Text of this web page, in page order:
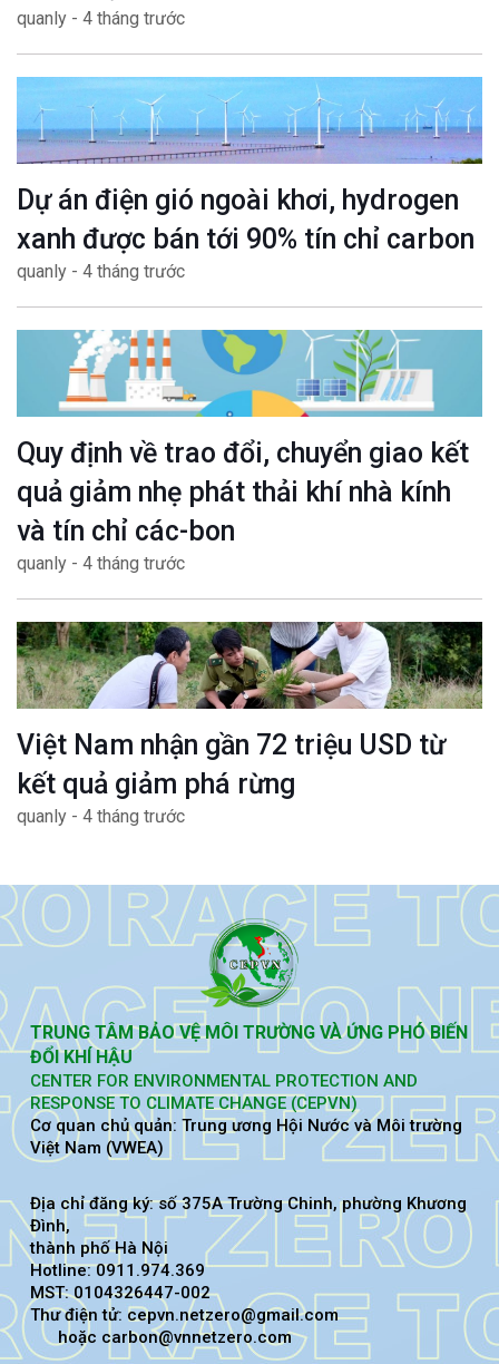
quanly - 4 tháng trước
Dự án điện gió ngoài khơi, hydrogen
xanh được bán tới 90% tín chỉ carbon
quanly - 4 tháng trước
Quy định về trao đổi, chuyển giao kết
quả giảm nhẹ phát thải khí nhà kính
và tín chỉ các-bon
quanly - 4 tháng trước
Việt Nam nhận gần 72 triệu USD từ
kết quả giảm phá rừng
quanly - 4 tháng trước
TRUNG TÂM BẢO VỆ MÔI TRƯỜNG VÀ ỨNG PHÓ BIẾN
ĐỔI KHÍ HẬU
CENTER FOR ENVIRONMENTAL PROTECTION AND
RESPONSE TO CLIMATE CHANGE (CEPVN)
Cơ quan chủ quản: Trung ương Hội Nước và Môi trường
Việt Nam (VWEA)
Địa chỉ đăng ký: số 375A Trường Chinh, phường Khương
Đình,
thành phố Hà Nội
Hotline: 0911.974.369
MST: 0104326447-002
Thư điện tử: cepvn.netzero@gmail.com
hoặc carbon@vnnetzero.com